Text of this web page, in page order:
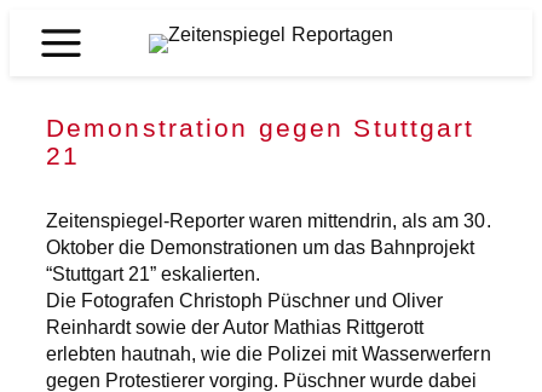
Inhalt
Zeitenspiegel
Demonstration gegen Stuttgart
21
Zeitenspiegel-Reporter waren mittendrin, als am 30.
Oktober die Demonstrationen um das Bahnprojekt
“Stuttgart 21” eskalierten.
Die Fotografen Christoph Püschner und Oliver
Reinhardt sowie der Autor Mathias Rittgerott
erlebten hautnah, wie die Polizei mit Wasserwerfern
gegen Protestierer vorging. Püschner wurde dabei